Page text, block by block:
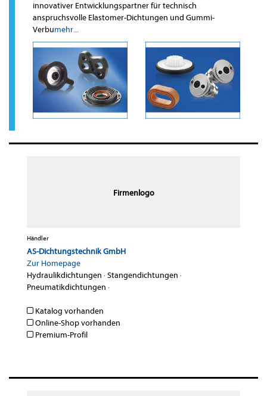
innovativer Entwicklungspartner für technisch
anspruchsvolle Elastomer-Dichtungen und Gummi-
Verbumehr...
Firmenlogo
Händler
AS-Dichtungstechnik GmbH
Zur Homepage
Hydraulikdichtungen ·Stangendichtungen ·
Pneumatikdichtungen ·
Katalog vorhanden
Online-Shop vorhanden
Premium-Profil